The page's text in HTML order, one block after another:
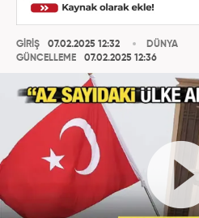
GİRİŞ
07.02.2025 12:32
GÜNCELLEME
07.02.2025 12:36
DÜNYA